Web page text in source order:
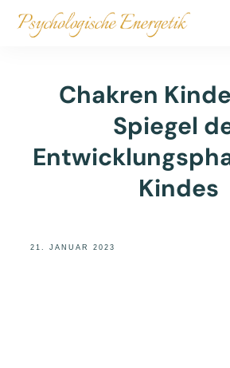
Chakren
Spiegel
Kindes
21. JANUAR 2023